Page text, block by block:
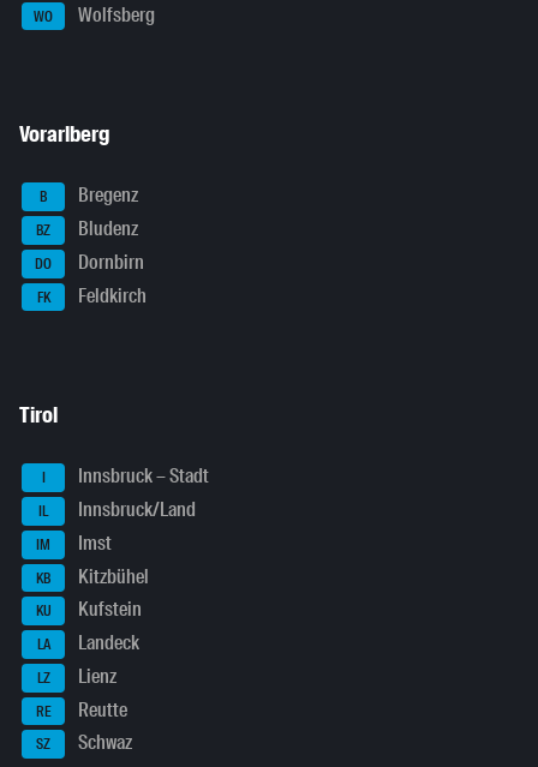
WO Wolfsberg
Vorarlberg
B Bregenz
BZ Bludenz
DO Dornbirn
FK Feldkirch
Tirol
I Innsbruck – Stadt
IL Innsbruck/Land
IM Imst
KB Kitzbühel
KU Kufstein
LA Landeck
LZ Lienz
RE Reutte
SZ Schwaz